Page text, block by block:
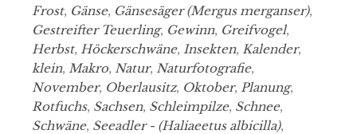
Frost, Gänse, Gänsesäger (Mergus merganser),
Gestreifter Teuerling, Gewinn, Greifvogel,
Herbst, Höckerschwäne, Insekten, Kalender,
klein, Makro, Natur, Naturfotografie,
November, Oberlausitz, Oktober, Planung,
Rotfuchs, Sachsen, Schleimpilze, Schnee,
Schwäne, Seeadler - (Haliaeetus albicilla),